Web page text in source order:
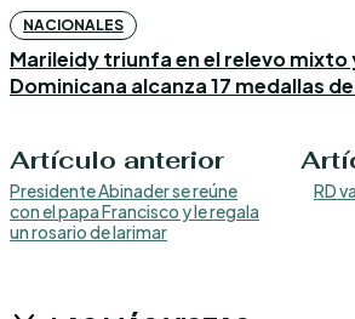
NACIONALES
Marileidy triunfa en el relevo mixto
Dominicana alcanza 17 medallas
Artículo anterior
Presidente Abinader se reúne
con el papa Francisco y le regala
un rosario de larimar
RD